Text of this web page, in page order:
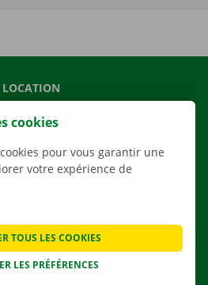
LOCATION
AGENCES
cookies
pour vous garantir une
votre expérience de
LES PRÉFÉRENCES
TOUS LES COOKIES